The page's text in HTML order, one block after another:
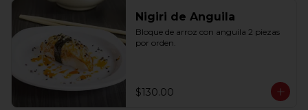
Nigiri de Anguila
Bloque de arroz con anguila 2 piezas
por orden.
$130.00